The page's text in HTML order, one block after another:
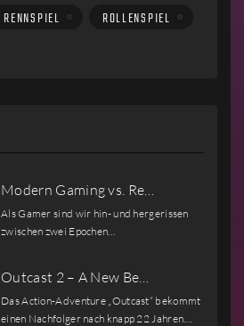
RENNSPIEL
ROLLENSPIEL
Modern Gaming vs. Re…
Als Gamer sind wir hin- und hergerissen
zwischen zwei Epochen…
Outcast 2 – A New Be…
Das Action-Adventure „Outcast“ bekommt
einen Nachfolger nach knapp 22 Jahren.…